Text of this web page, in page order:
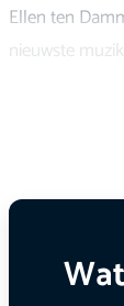
Ellen ten
nieuwste